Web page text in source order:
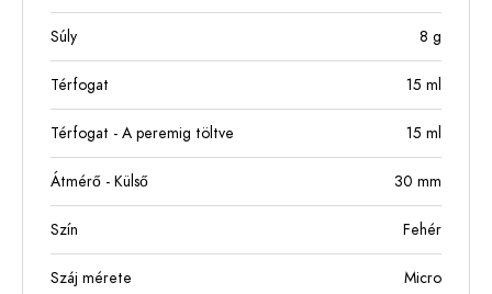
Súly 8 g
Térfogat 15 ml
Térfogat - A peremig töltve 15 ml
Átmérő - Külső 30 mm
Szín Fehér
Száj mérete Micro